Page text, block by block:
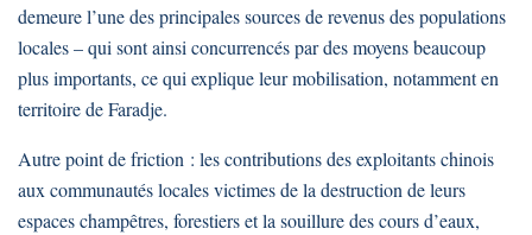
demeure l’une des principales sources de revenus des populations
locales – qui sont ainsi concurrencés par des moyens beaucoup
plus importants, ce qui explique leur mobilisation, notamment en
territoire de Faradje.
Autre point de friction : les contributions des exploitants chinois
aux communautés locales victimes de la destruction de leurs
espaces champêtres, forestiers et la souillure des cours d’eaux,